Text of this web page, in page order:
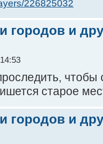
226825032
городов и
чтобы
старое
городов и